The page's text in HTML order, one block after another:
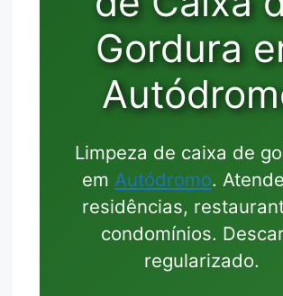
Gordura
Limpeza de caixa de
em Autódromo.
residências,
condomínios.
regularizado.